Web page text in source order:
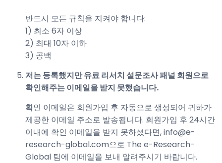
반드시 모든 규칙을 지켜야 합니다:
1) 최소 6자 이상
2) 최대 10자 이하
3) 공백
저는 등록했지만 유료 리서치 설문조사 패널 회원으로
확인해주는 이메일을 받지 못했습니다.
확인 이메일은 회원가입 후 자동으로 생성되어 귀하가
제공한 이메일 주소로 발송됩니다. 회원가입 후 24시간
이내에 확인 이메일을 받지 못하셨다면, info@e-
research-global.com으로 The e-Research-
Global 팀에 이메일을 보내 알려주시기 바랍니다.